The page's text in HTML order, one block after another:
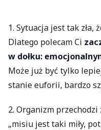
1. Sytuacja jest tak zła,
Dlatego polecam Ci
w dołku:
Może już być tylko
stanie euforii, bardzo
2. Organizm
„misiu jest taki miły,